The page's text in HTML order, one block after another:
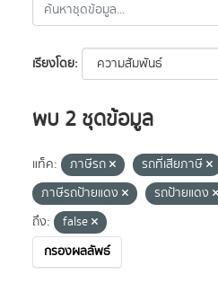
เรียงโดย
พบ 2 ชุดข้อมูล
แท็ค: ภาษีรถ รถที่เสียภาษี
ภาษีรถป้ายแดง
รถป้ายแดง
ถึง:
false
กรองผลลัพธ์